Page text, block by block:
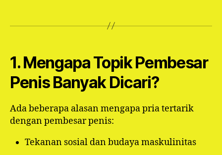
1. Mengapa Topik Pembesar
Penis Banyak Dicari?
Ada beberapa alasan mengapa pria tertarik
dengan pembesar penis:
Tekanan sosial dan budaya maskulinitas